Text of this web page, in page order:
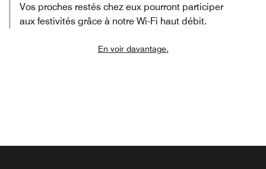
Vos proches restés chez eux pourront participer
aux festivités grâce à notre Wi-Fi haut débit.
En voir davantage.